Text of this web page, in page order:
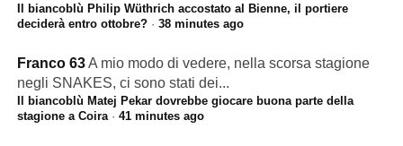
Il biancoblù Philip Wüthrich accostato al Bienne, il portiere
deciderà entro ottobre?· 38 minutes ago
Franco 63A mio modo di vedere, nella scorsa stagione
negli SNAKES, ci sono stati dei...
Il biancoblù Matej Pekar dovrebbe giocare buona parte della
stagione a Coira· 41 minutes ago